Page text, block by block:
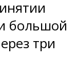
большой
три